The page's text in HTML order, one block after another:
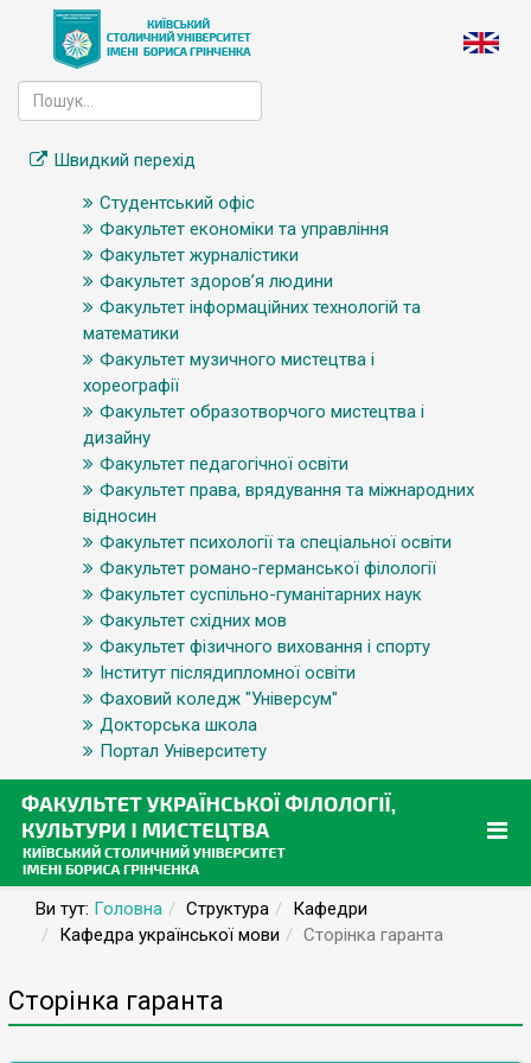
Швидкий перехід
Студентський офіс
Факультет економіки та управління
Факультет журналістики
Факультет здоров’я людини
Факультет інформаційних технологій та
математики
Факультет музичного мистецтва і
хореографії
Факультет образотворчого мистецтва і
дизайну
Факультет педагогічної освіти
Факультет права, врядування та міжнародних
відносин
Факультет психології та спеціальної освіти
Факультет романо-германської філології
Факультет суспільно-гуманітарних наук
Факультет східних мов
Факультет фізичного виховання і спорту
Інститут післядипломної освіти
Фаховий коледж "Універсум"
Докторська школа
Портал Університету
Ви тут: Головна Структура
Кафедри
Кафедра української мови
Сторінка гаранта
Сторінка гаранта